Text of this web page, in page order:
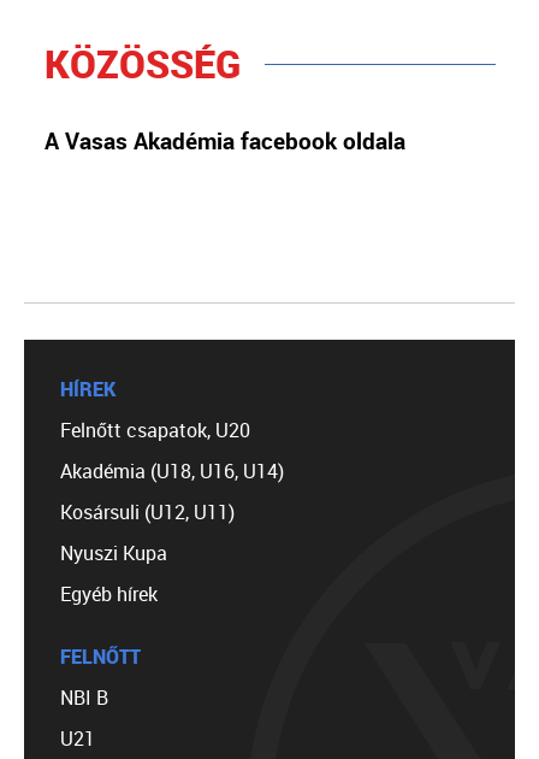
KÖZÖSSÉG
A Vasas Akadémia facebook oldala
HÍREK
Felnőtt csapatok, U20
Akadémia (U18, U16, U14)
Kosársuli (U12, U11)
Nyuszi Kupa
Egyéb hírek
FELNŐTT
NBI B
U21